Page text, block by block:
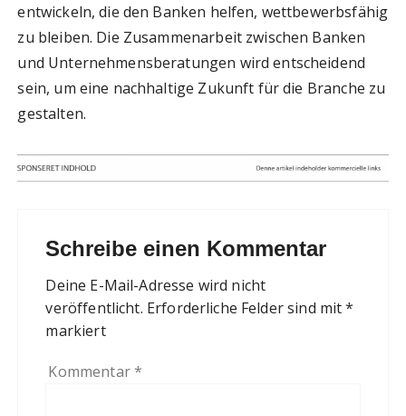
entwickeln, die den Banken helfen, wettbewerbsfähig
zu bleiben. Die Zusammenarbeit zwischen Banken
und Unternehmensberatungen wird entscheidend
sein, um eine nachhaltige Zukunft für die Branche zu
gestalten.
Schreibe einen Kommentar
Deine E-Mail-Adresse wird nicht
veröffentlicht. Erforderliche Felder sind mit*
markiert
Kommentar*